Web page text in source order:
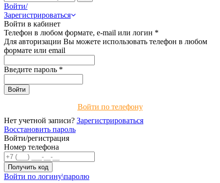
Войти/
Зарегистрироваться
Войти в кабинет
Телефон в любом формате, e-mail или логин *
Для авторизации Вы можете использовать телефон в любом
формате или email
Введите пароль *
Войти по телефону
Нет учетной записи? Зарегистрироваться
Восстановить пароль
Войти/регистрация
Номер телефона
Войти по логину\паролю